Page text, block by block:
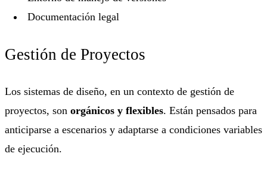
Documentación legal
Gestión de Proyectos
Los sistemas de diseño, en un contexto de gestión de
proyectos, son orgánicos y flexibles. Están pensados para
anticiparse a escenarios y adaptarse a condiciones variables
de ejecución.